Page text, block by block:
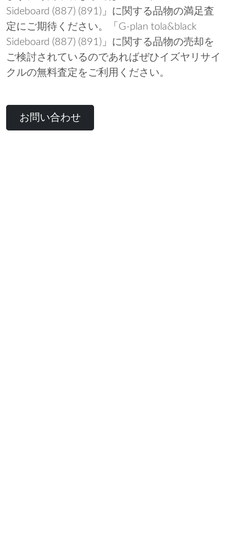
Sideboard (887) (891)」に関する品物の満足査
定にご期待ください。「G-plan tola&black
Sideboard (887) (891)」に関する品物の売却を
ご検討されているのであればぜひイズヤリサイ
クルの無料査定をご利用ください。
お問い合わせ